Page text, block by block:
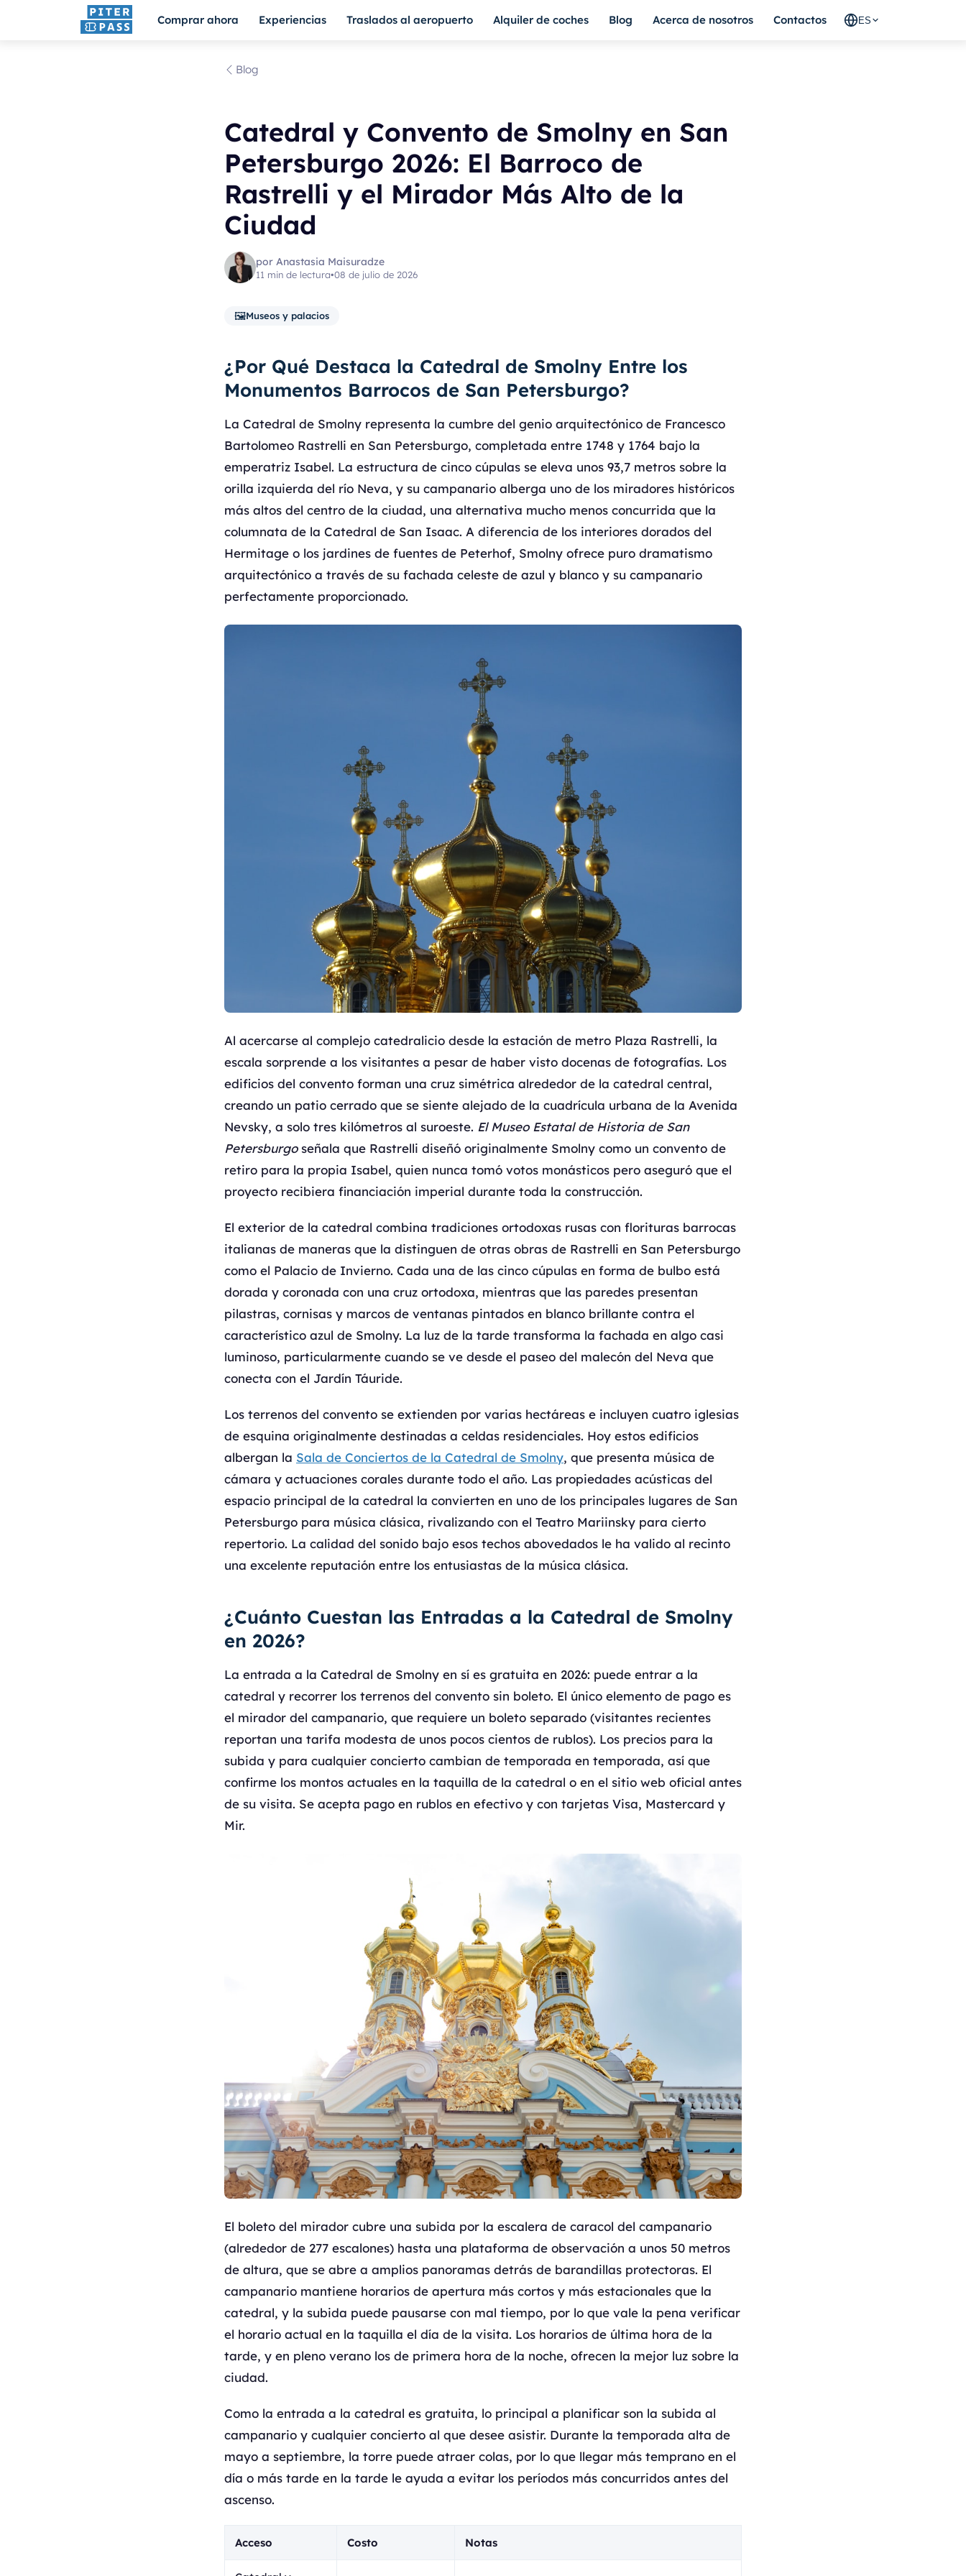
Comprar ahora Experiencias Traslados al aeropuerto Alquiler de coches Blog Acerca de nosotros Contactos ES
Blog
Catedral y Convento de Smolny en San
Petersburgo 2026: El Barroco de
Rastrelli y el Mirador Más Alto de la
Ciudad
por Anastasia Maisuradze
11 min de lectura•08 de julio de 2026
🖼️Museos y palacios
¿Por Qué Destaca la Catedral de Smolny Entre los
Monumentos Barrocos de San Petersburgo?
La Catedral de Smolny representa la cumbre del genio arquitectónico de Francesco
Bartolomeo Rastrelli en San Petersburgo, completada entre 1748 y 1764 bajo la
emperatriz Isabel. La estructura de cinco cúpulas se eleva unos 93,7 metros sobre la
orilla izquierda del río Neva, y su campanario alberga uno de los miradores históricos
más altos del centro de la ciudad, una alternativa mucho menos concurrida que la
columnata de la Catedral de San Isaac. A diferencia de los interiores dorados del
Hermitage o los jardines de fuentes de Peterhof, Smolny ofrece puro dramatismo
arquitectónico a través de su fachada celeste de azul y blanco y su campanario
perfectamente proporcionado.
Al acercarse al complejo catedralicio desde la estación de metro Plaza Rastrelli, la
escala sorprende a los visitantes a pesar de haber visto docenas de fotografías. Los
edificios del convento forman una cruz simétrica alrededor de la catedral central,
creando un patio cerrado que se siente alejado de la cuadrícula urbana de la Avenida
Nevsky, a solo tres kilómetros al suroeste. El Museo Estatal de Historia de San
Petersburgoseñala que Rastrelli diseñó originalmente Smolny como un convento de
retiro para la propia Isabel, quien nunca tomó votos monásticos pero aseguró que el
proyecto recibiera financiación imperial durante toda la construcción.
El exterior de la catedral combina tradiciones ortodoxas rusas con florituras barrocas
italianas de maneras que la distinguen de otras obras de Rastrelli en San Petersburgo
como el Palacio de Invierno. Cada una de las cinco cúpulas en forma de bulbo está
dorada y coronada con una cruz ortodoxa, mientras que las paredes presentan
pilastras, cornisas y marcos de ventanas pintados en blanco brillante contra el
característico azul de Smolny. La luz de la tarde transforma la fachada en algo casi
luminoso, particularmente cuando se ve desde el paseo del malecón del Neva que
conecta con el Jardín Táuride.
Los terrenos del convento se extienden por varias hectáreas e incluyen cuatro iglesias
de esquina originalmente destinadas a celdas residenciales. Hoy estos edificios
albergan la Sala de Conciertos de la Catedral de Smolny, que presenta música de
cámara y actuaciones corales durante todo el año. Las propiedades acústicas del
espacio principal de la catedral la convierten en uno de los principales lugares de San
Petersburgo para música clásica, rivalizando con el Teatro Mariinsky para cierto
repertorio. La calidad del sonido bajo esos techos abovedados le ha valido al recinto
una excelente reputación entre los entusiastas de la música clásica.
¿Cuánto Cuestan las Entradas a la Catedral de Smolny
en 2026?
La entrada a la Catedral de Smolny en sí es gratuita en 2026: puede entrar a la
catedral y recorrer los terrenos del convento sin boleto. El único elemento de pago es
el mirador del campanario, que requiere un boleto separado (visitantes recientes
reportan una tarifa modesta de unos pocos cientos de rublos). Los precios para la
subida y para cualquier concierto cambian de temporada en temporada, así que
confirme los montos actuales en la taquilla de la catedral o en el sitio web oficial antes
de su visita. Se acepta pago en rublos en efectivo y con tarjetas Visa, Mastercard y
Mir.
El boleto del mirador cubre una subida por la escalera de caracol del campanario
(alrededor de 277 escalones) hasta una plataforma de observación a unos 50 metros
de altura, que se abre a amplios panoramas detrás de barandillas protectoras. El
campanario mantiene horarios de apertura más cortos y más estacionales que la
catedral, y la subida puede pausarse con mal tiempo, por lo que vale la pena verificar
el horario actual en la taquilla el día de la visita. Los horarios de última hora de la
tarde, y en pleno verano los de primera hora de la noche, ofrecen la mejor luz sobre la
ciudad.
Como la entrada a la catedral es gratuita, lo principal a planificar son la subida al
campanario y cualquier concierto al que desee asistir. Durante la temporada alta de
mayo a septiembre, la torre puede atraer colas, por lo que llegar más temprano en el
día o más tarde en la tarde le ayuda a evitar los períodos más concurridos antes del
ascenso.
Acceso Costo Notas